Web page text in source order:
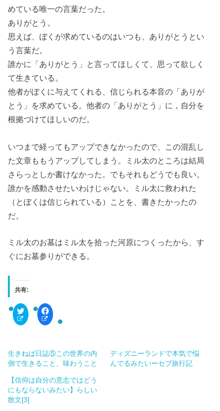
めている唯一の言葉だった。
ありがとう。
思えば、ぼくが求めているのはいつも、ありがとうとい
う言葉だ。
誰かに「ありがとう」と言ってほしくて、思って欲しく
て生きている。
他者がぼくに与えてくれる、信じられる本音の「ありが
とう」を求めている。他者の「ありがとう」に，自分を
根拠づけてほしいのだ。
いつまで経ってもアップできなかったので、この混乱し
た文章ももうアップしてしまう。ミル太のところは結局
さらっとしか書けなかった。でもそれもどうでも良い。
誰かを感動させたいわけじゃない。ミル太に救われた
（とぼくは信じられている）ことを、書きたかったの
だ。
ミル太のお墓はミル太を拾った河原につくったから、す
ぐにお墓参りができる。
共有:
ク
リ
ッ
w
i
t
e
r
で
共
有
F
a
c
o
k
で
共
す
る
に
生きねば日誌⑤この世界の内
側で生きること、味わうこと
ディズニーランドで本気で悩
んでるみたいーセブ旅行記
【信仰は自分の意志ではどう
にもならないみたい】らしい
散文[3]